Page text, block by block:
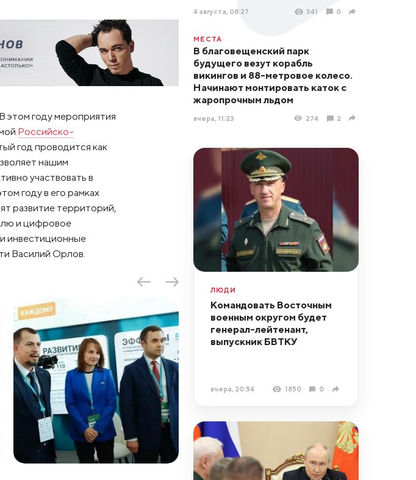
этом году мероприятия
Российско-
год проводится как
нашим
участвовать в
году в его рамках
развитие территорий,
и цифровое
инвестиционные
Василий Орлов.
4 августа, 08:27 341 0
МЕСТА
В благовещенский парк
будущего везут корабль
викингов и 88-метровое колесо.
Начинают монтировать каток с
жаропрочным льдом
вчера, 11:23 274 2
ЛЮДИ
Командовать Восточным
военным округом будет
генерал-лейтенант,
выпускник БВТКУ
вчера, 20:54 1850 0